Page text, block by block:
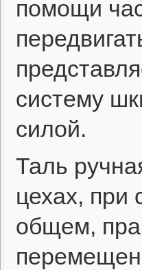
помощи
систему
силой.
Таль
цехах, при
общем,